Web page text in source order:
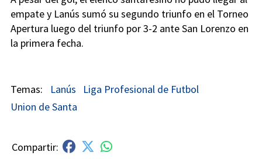
empate y Lanús sumó su segundo triunfo en el Torneo
Apertura luego del triunfo por 3-2 ante San Lorenzo en
la primera fecha.
Lanús
Liga Profesional de Futbol
Union de Santa